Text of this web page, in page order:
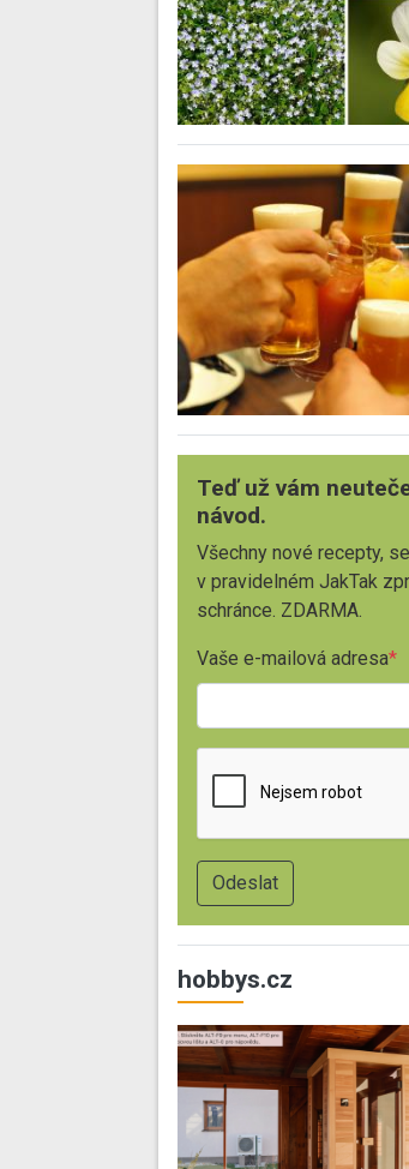
Teď už vám
návod.
Všechny nové recepty,
v pravidelném JakTak
schránce. ZDARMA.
Vaše e-mailová adresa
hobbys.cz